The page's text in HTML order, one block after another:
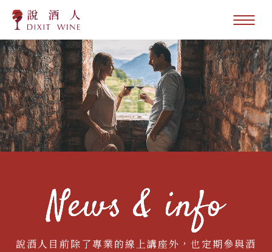
說酒人目前除了專業的線上講座外，也定期參與酒